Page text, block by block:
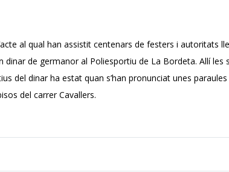
al qual han assistit centenars de festers i autoritats
dinar de germanor al Poliesportiu de La Bordeta. Allí
del dinar ha estat quan s’han pronunciat unes
del carrer Cavallers.